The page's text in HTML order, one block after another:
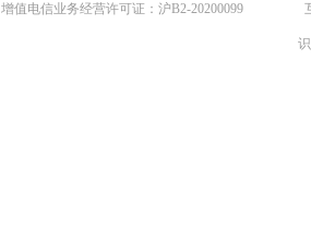
增值电信业务经营许可证：沪B2-20200099